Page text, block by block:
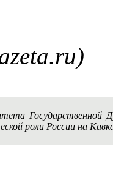
роли России на